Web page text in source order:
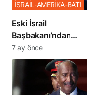
Eski İsrail
Başbakanı’ndan
Netanyahu’ya Ağır
Sözler
İSRAİL-AMERİKA-BATI
7 ay önce